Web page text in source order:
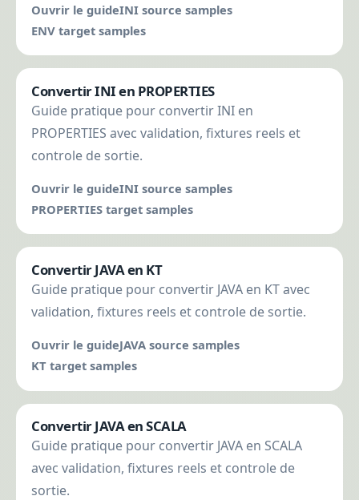
Ouvrir le guideINI source samples
ENV target samples
Convertir INI en PROPERTIES
Guide pratique pour convertir INI en
PROPERTIES avec validation, fixtures reels et
controle de sortie.
Ouvrir le guideINI source samples
PROPERTIES target samples
Convertir JAVA en KT
Guide pratique pour convertir JAVA en KT avec
validation, fixtures reels et controle de sortie.
Ouvrir le guideJAVA source samples
KT target samples
Convertir JAVA en SCALA
Guide pratique pour convertir JAVA en SCALA
avec validation, fixtures reels et controle de
sortie.